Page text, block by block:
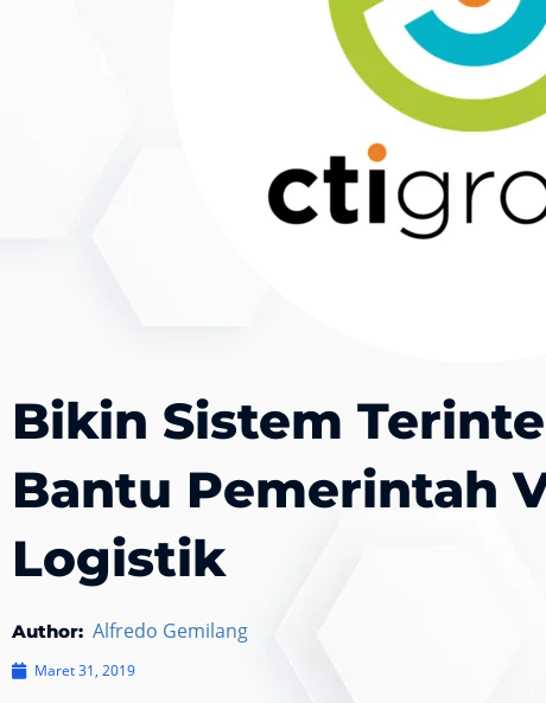
Bikin Sistem
Bantu Pemerintah
Logistik
Author: Alfredo Gemilang
Maret 31, 2019